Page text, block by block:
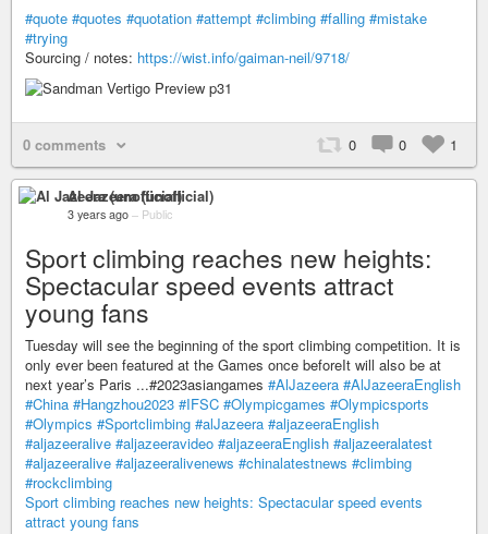
#quote #quotes #quotation #attempt #climbing #falling #mistake
#trying
Sourcing / notes: https://wist.info/gaiman-neil/9718/
0 comments 0 0 1
Al Jazeera (unofficial)
3 years ago – Public
Sport climbing reaches new heights:
Spectacular speed events attract
young fans
Tuesday will see the beginning of the sport climbing competition. It is
only ever been featured at the Games once beforeIt will also be at
next year’s Paris ...#2023asiangames #AlJazeera #AlJazeeraEnglish
#China #Hangzhou2023 #IFSC #Olympicgames #Olympicsports
#Olympics #Sportclimbing #alJazeera #aljazeeraEnglish
#aljazeeralive #aljazeeravideo #aljazeeraEnglish #aljazeeralatest
#aljazeeralive #aljazeeralivenews #chinalatestnews #climbing
#rockclimbing
Sport climbing reaches new heights: Spectacular speed events
attract young fans